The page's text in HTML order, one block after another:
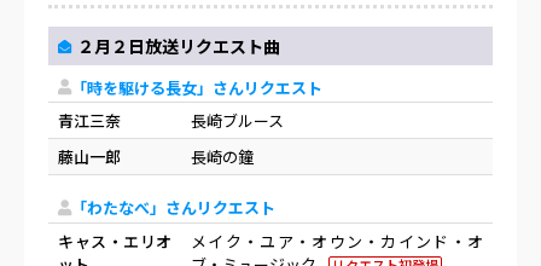
２月２日放送リクエスト曲
「時を駆ける長女」さんリクエスト
青江三奈
長崎ブルース
藤山一郎
長崎の鐘
「わたなべ」さんリクエスト
キャス・エリオ
メイク・ユア・オウン・カインド・オ